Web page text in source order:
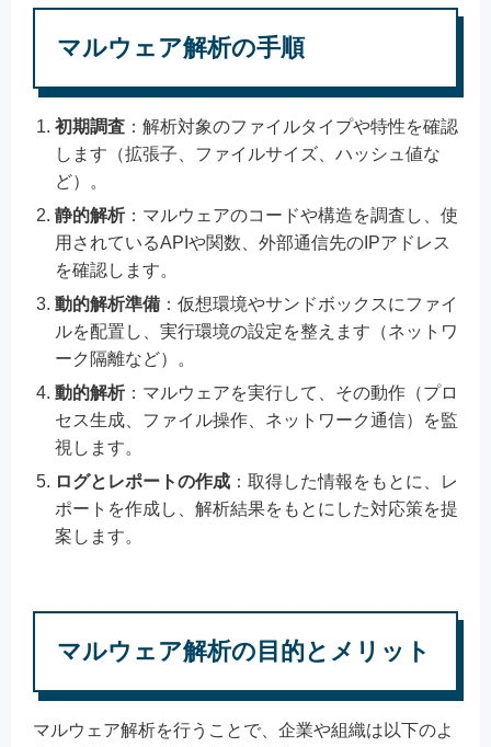
マルウェア解析の手順
初期調査 ：解析対象のファイルタイプや特性を確認
します（拡張子、ファイルサイズ、ハッシュ値な
ど）。
静的解析：マルウェアのコードや構造を調査し、使
用されているAPIや関数、外部通信先のIPアドレス
を確認します。
動的解析準備 ：仮想環境やサンドボックスにファイ
ルを配置し、実行環境の設定を整えます（ネットワ
ーク隔離など）。
動的解析：マルウェアを実行して、その動作（プロ
セス生成、ファイル操作、ネットワーク通信）を監
視します。
ログとレポートの作成 ：取得した情報をもとに、レ
ポートを作成し、解析結果をもとにした対応策を提
案します。
マルウェア解析の目的とメリット
マルウェア解析を行うことで、企業や組織は以下のよ